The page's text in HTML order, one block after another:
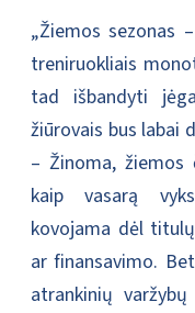
„Žiemos sezonas
treniruokliais
tad išbandyti
žiūrovais bus labai
– Žinoma, žiemos
kaip vasarą
kovojama dėl
ar finansavimo.
atrankinių